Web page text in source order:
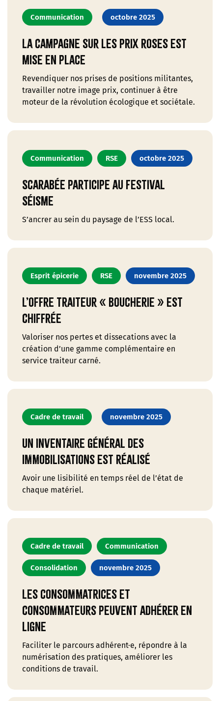
Communication octobre 2025
La campagne sur les prix roses est
mise en place
Revendiquer nos prises de positions militantes,
travailler notre image prix, continuer à être
moteur de la révolution écologique et sociétale.
Communication RSE octobre 2025
Scarabée participe au festival
Séisme
S’ancrer au sein du paysage de l’ESS local.
Esprit épicerie RSE novembre 2025
L’offre traiteur « boucherie » est
chiffrée
Valoriser nos pertes et dissecations avec la
création d’une gamme complémentaire en
service traiteur carné.
Cadre de travail novembre 2025
Un inventaire général des
immobilisations est réalisé
Avoir une lisibilité en temps réel de l’état de
chaque matériel.
Cadre de travail Communication
Consolidation novembre 2025
Les consommatrices et
consommateurs peuvent adhérer en
ligne
Faciliter le parcours adhérent·e, répondre à la
numérisation des pratiques, améliorer les
conditions de travail.